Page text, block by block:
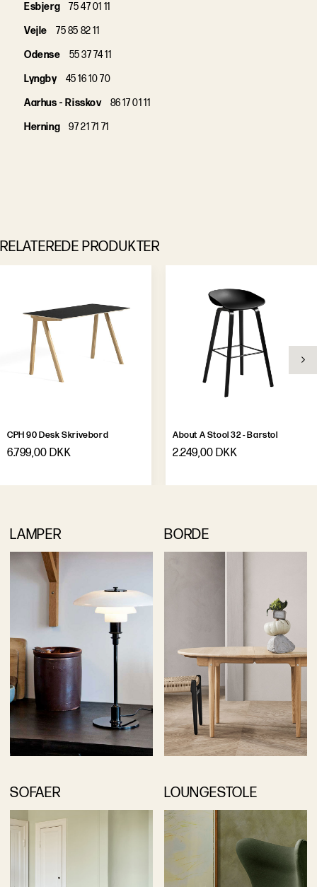
Esbjerg
75 47 01 11
Vejle
75 85 82 11
Odense
55 37 74 11
Lyngby
45 16 10 70
Aarhus - Risskov
86 17 01 11
Herning
97 21 71 71
RELATEREDE PRODUKTER
CPH 90 Desk Skrivebord
6.799,00 DKK
About A Stool 32 - Barstol
2.249,00 DKK
LAMPER BORDE
SOFAER LOUNGESTOLE